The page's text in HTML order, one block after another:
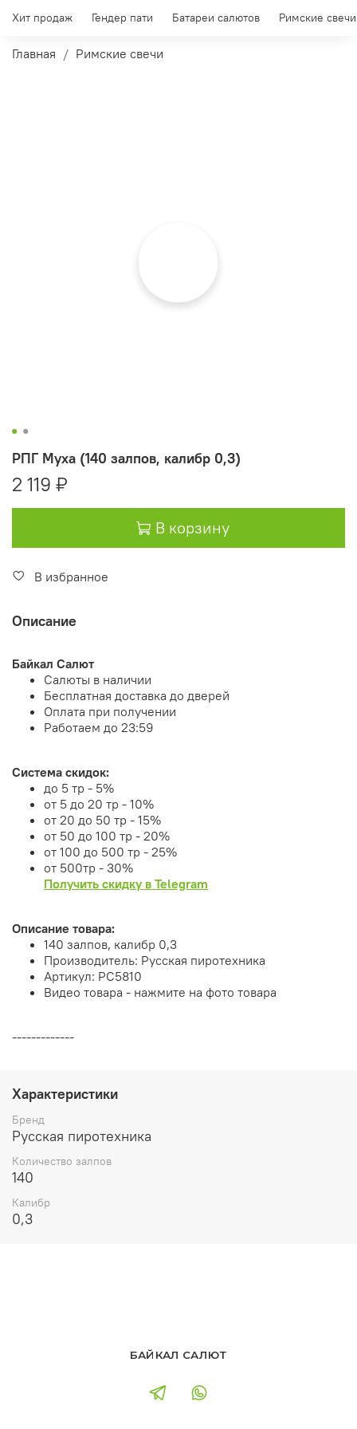
Хит продаж Гендер пати Батареи салютов Римские свечи
Главная Римские свечи
РПГ Муха (140 залпов, калибр 0,3)
2 119 ₽
В корзину
В избранное
Описание
Байкал Салют
Салюты в наличии
Бесплатная доставка до дверей
Оплата при получении
Работаем до 23:59
Система скидок:
до 5 тр - 5%
от 5 до 20 тр - 10%
от 20 до 50 тр - 15%
от 50 до 100 тр - 20%
от 100 до 500 тр - 25%
от 500тр - 30%
Получить скидку в Telegram
Описание товара:
140 залпов, калибр 0,3
Производитель: Русская пиротехника
Артикул: РС5810
Видео товара - нажмите на фото товара
-------------
Характеристики
Бренд
Русская пиротехника
Количество залпов
140
Калибр
0,3
БАЙКАЛ САЛЮТ